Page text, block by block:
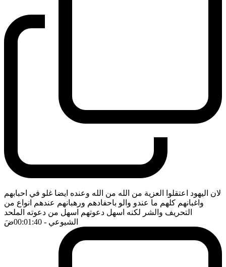
لان اليهود اعتقلوا العزية من الله من الله وعنده ايضا غلو في احبابهم
واغبانهم كلهم ما عندو والو باحفادهم ورهبانهم عندهم انواع من
التحريف والشر لكنه اسهل دعوتهم اسهل من دعوته الملحد
الشيوعي - 00:01:40 ضَ